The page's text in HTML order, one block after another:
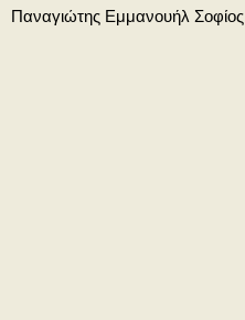
Παναγιώτης Εμμανουήλ Σοφίος